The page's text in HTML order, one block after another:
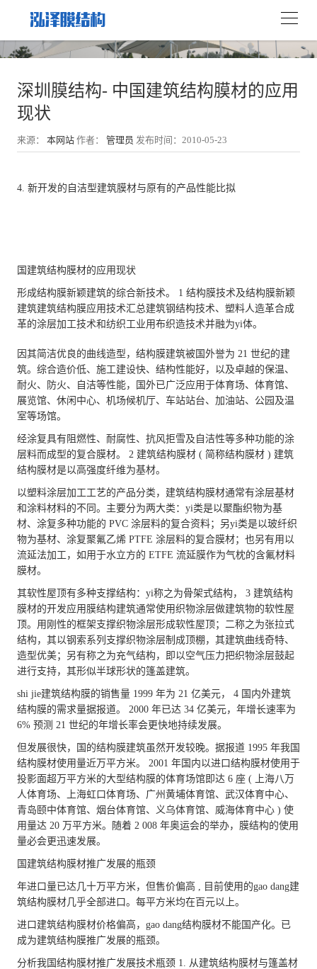
深圳膜结构- 中国建筑结构膜材的应用
现状
来源： 本网站 作者： 管理员 发布时间：2010-05-23
4. 新开发的自洁型建筑膜材与原有的产品性能比拟
国建筑结构膜材的应用现状
形成结构膜新颖建筑的综合新技术。 1 结构膜技术及结构膜新颖
建筑建筑结构膜应用技术汇总建筑钢结构技术、塑料人造革合成
革的涂层加工技术和纺织工业用布织造技术并融为yi体。
因其简洁优良的曲线造型，结构膜建筑被国外誉为 21 世纪的建
筑。综合造价低、施工建设快、结构性能好，以及卓越的保温、
耐火、防火、自洁等性能，国外已广泛应用于体育场、体育馆、
展览馆、休闲中心、机场候机厅、车站站台、加油站、公园及温
室等场馆。
经涂复具有阻燃性、耐腐性、抗风拒雪及自洁性等多种功能的涂
层料而成型的复合膜材。 2 建筑结构膜材 ( 简称结构膜材 ) 建筑
结构膜材是以高强度纤维为基材。
以塑料涂层加工工艺的产品分类，建筑结构膜材通常有涂层基材
和涂料材料的不同。主要分为两大类：yi类是以聚酯织物为基
材、涂复多种功能的 PVC 涂层料的复合资料；另yi类是以玻纤织
物为基材、涂复聚氟乙烯 PTFE 涂层料的复合膜材；也另有用以
流延法加工，如用于水立方的 ETFE 流延膜作为气枕的含氟材料
膜材。
其软性屋顶有多种支撑结构：yi称之为骨架式结构， 3 建筑结构
膜材的开发应用膜结构建筑通常使用织物涂层做建筑物的软性屋
顶。用刚性的框架支撑织物涂层形成软性屋顶；二称之为张拉式
结构，其以钢索系列支撑织物涂层制成顶棚，其建筑曲线奇特、
造型优美；另有称之为充气结构，即以空气压力把织物涂层鼓起
进行支持，其形似半球形状的篷盖建筑。
shi jie建筑结构膜的销售量 1999 年为 21 亿美元， 4 国内外建筑
结构膜的需求量据报道。 2000 年已达 34 亿美元，年增长速率为
6% 预测 21 世纪的年增长率会更快地持续发展。
但发展很快，国的结构膜建筑虽然开发较晚。据报道 1995 年我国
结构膜材使用量近万平方米。 2001 年国内以进口结构膜材使用于
投影面超万平方米的大型结构膜的体育场馆即达 6 座 ( 上海八万
人体育场、上海虹口体育场、广州黄埔体育馆、武汉体育中心、
青岛颐中体育馆、烟台体育馆、义乌体育馆、威海体育中心 ) 使
用量达 20 万平方米。随着 2 008 年奥运会的举办，膜结构的使用
量必会更迅速发展。
国建筑结构膜材推广发展的瓶颈
年进口量已达几十万平方米，但售价偏高 , 目前使用的gao dang建
筑结构膜材几乎全部进口。每平方米均在百元以上。
进口建筑结构膜材价格偏高，gao dang结构膜材不能国产化。已
成为建筑结构膜推广发展的瓶颈。
分析我国结构膜材推广发展技术瓶颈 1. 从建筑结构膜材与篷盖材